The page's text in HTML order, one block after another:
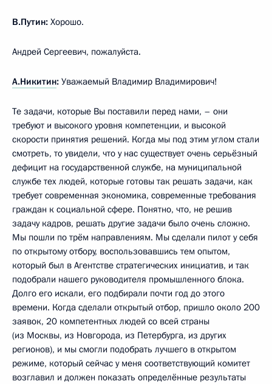
В.Путин: Хорошо.
Андрей Сергеевич, пожалуйста.
А.Никитин: Уважаемый Владимир Владимирович!
Те задачи, которые Вы поставили перед нами, – они
требуют и высокого уровня компетенции, и высокой
скорости принятия решений. Когда мы под этим углом стали
смотреть, то увидели, что у нас существует очень серьёзный
дефицит на государственной службе, на муниципальной
службе тех людей, которые готовы так решать задачи, как
требует современная экономика, современные требования
граждан к социальной сфере. Понятно, что, не решив
задачу кадров, решать другие задачи было очень сложно.
Мы пошли по трём направлениям. Мы сделали пилот у себя
по открытому отбору, воспользовавшись тем опытом,
который был в Агентстве стратегических инициатив, и так
подобрали нашего руководителя промышленного блока.
Долго его искали, его подбирали почти год до этого
времени. Когда сделали открытый отбор, пришло около 200
заявок, 20 компетентных людей со всей страны
(из Москвы, из Новгорода, из Петербурга, из других
регионов), и мы смогли подобрать лучшего в открытом
режиме, который сейчас у меня соответствующий комитет
возглавил и должен показать определённые результаты